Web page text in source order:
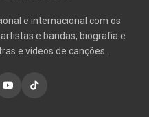
e internacional com os
e bandas, biografia e
e vídeos de canções.